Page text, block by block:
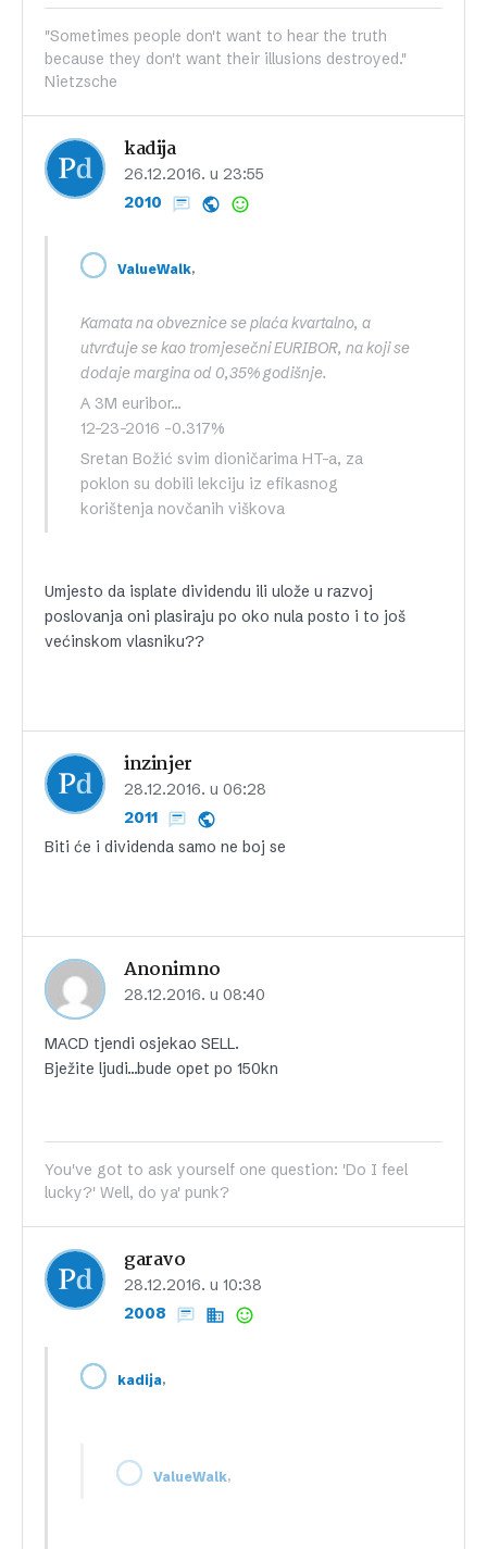
"Sometimes people don't want to hear the truth
because they don't want their illusions destroyed."
Nietzsche
kadija
26.12.2016. u 23:55
2010
ValueWalk,
Kamata na obveznice se plaća kvartalno, a
utvrđuje se kao tromjesečni EURIBOR, na koji se
dodaje margina od 0,35% godišnje.
A 3M euribor…
12-23-2016 -0.317%
Sretan Božić svim dioničarima HT-a, za
poklon su dobili lekciju iz efikasnog
korištenja novčanih viškova
Umjesto da isplate dividendu ili ulože u razvoj
poslovanja oni plasiraju po oko nula posto i to još
većinskom vlasniku??
inzinjer
28.12.2016. u 06:28
2011
Biti će i dividenda samo ne boj se
Anonimno
28.12.2016. u 08:40
MACD tjendi osjekao SELL.
Bježite ljudi…bude opet po 150kn
You've got to ask yourself one question: 'Do I feel
lucky?' Well, do ya' punk?
garavo
28.12.2016. u 10:38
2008
kadija,
ValueWalk,